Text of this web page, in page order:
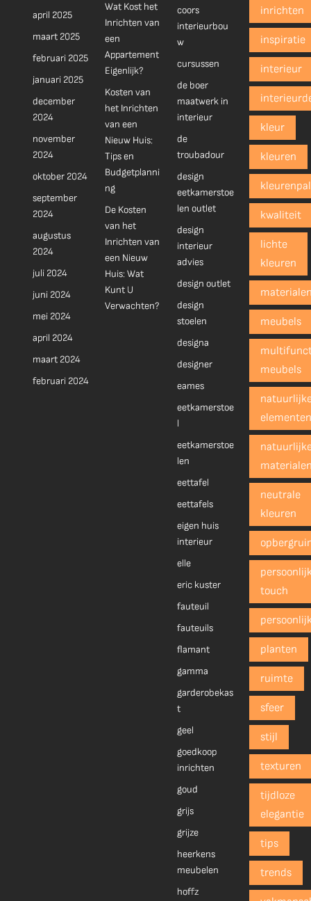
april 2025
maart 2025
februari 2025
januari 2025
december
2024
november
2024
oktober 2024
september
2024
augustus
2024
juli 2024
juni 2024
mei 2024
april 2024
maart 2024
februari 2024
Wat Kost het
Inrichten van
een
Appartement
Eigenlijk?
Kosten van
het Inrichten
van een
Nieuw Huis:
Tips en
Budgetplanni
ng
De Kosten
van het
Inrichten van
een Nieuw
Huis: Wat
Kunt U
Verwachten?
coors
interieurbou
w
cursussen
de boer
maatwerk in
interieur
de
troubadour
design
eetkamerstoe
len outlet
design
interieur
advies
design outlet
design
stoelen
designa
designer
eames
eetkamerstoe
l
eetkamerstoe
len
eettafel
eettafels
eigen huis
interieur
elle
eric kuster
fauteuil
fauteuils
flamant
gamma
garderobekas
t
geel
goedkoop
inrichten
goud
grijs
grijze
heerkens
meubelen
hoffz
inrichten
inspiratie
interieur
kleur
kleuren
kwaliteit
lichte
kleuren
meubels
meubels
neutrale
kleuren
touch
planten
ruimte
sfeer
stijl
texturen
tijdloze
elegantie
tips
trends